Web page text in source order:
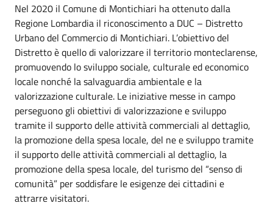
Nel 2020 il Comune di Montichiari ha ottenuto dalla
Regione Lombardia il riconoscimento a DUC – Distretto
Urbano del Commercio di Montichiari. L’obiettivo del
Distretto è quello di valorizzare il territorio monteclarense,
promuovendo lo sviluppo sociale, culturale ed economico
locale nonché la salvaguardia ambientale e la
valorizzazione culturale. Le iniziative messe in campo
perseguono gli obiettivi di valorizzazione e sviluppo
tramite il supporto delle attività commerciali al dettaglio,
la promozione della spesa locale, del ne e sviluppo tramite
il supporto delle attività commerciali al dettaglio, la
promozione della spesa locale, del turismo del “senso di
comunità” per soddisfare le esigenze dei cittadini e
attrarre visitatori.